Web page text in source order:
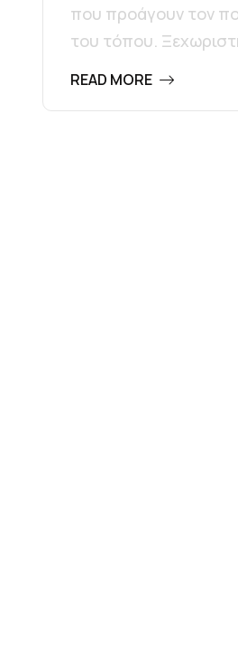
που προάγουν τον
του τόπου.
READ MORE